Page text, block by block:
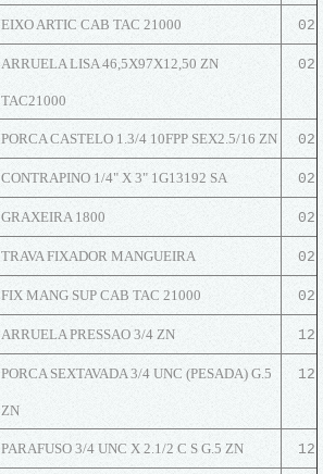
EIXO ARTIC CAB TAC 21000 02
ARRUELA LISA 46,5X97X12,50 ZN
TAC21000
02
PORCA CASTELO 1.3/4 10FPP SEX2.5/16 ZN 02
CONTRAPINO 1/4" X 3" 1G13192 SA 02
GRAXEIRA 1800 02
TRAVA FIXADOR MANGUEIRA 02
FIX MANG SUP CAB TAC 21000 02
ARRUELA PRESSAO 3/4 ZN 12
PORCA SEXTAVADA 3/4 UNC (PESADA) G.5
ZN
12
PARAFUSO 3/4 UNC X 2.1/2 C S G.5 ZN 12